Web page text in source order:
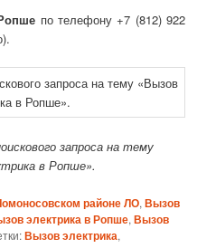
по телефону +7 (812) 922
запроса на тему
в Ропше».
районе ЛО,Вызов
электрика в Ропше,Вызов
Вызов электрика,